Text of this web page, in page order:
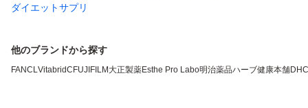
ダイエットサプリ
他のブランドから探す
FANCLVitabridC FUJIFILM 大正製薬Esthe Pro Labo明治薬品ハーブ健康本舗DHC